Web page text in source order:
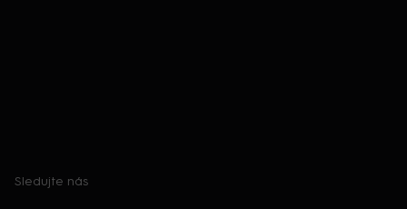
Sledujte nás